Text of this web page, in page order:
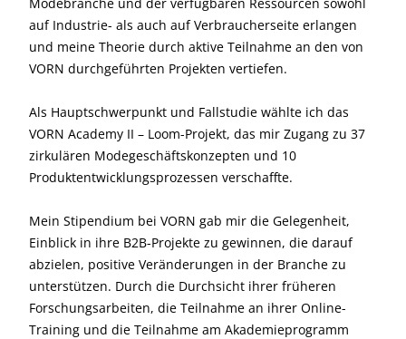
auf Industrie- als auch auf Verbraucherseite erlangen
und meine Theorie durch aktive Teilnahme an den von
VORN durchgeführten Projekten vertiefen.
Als Hauptschwerpunkt und Fallstudie wählte ich das
VORN Academy II – Loom-Projekt, das mir Zugang zu 37
zirkulären Modegeschäftskonzepten und 10
Produktentwicklungsprozessen verschaffte.
Mein Stipendium bei VORN gab mir die Gelegenheit,
Einblick in ihre B2B-Projekte zu gewinnen, die darauf
abzielen, positive Veränderungen in der Branche zu
unterstützen. Durch die Durchsicht ihrer früheren
Forschungsarbeiten, die Teilnahme an ihrer Online-
Training und die Teilnahme am Akademieprogramm